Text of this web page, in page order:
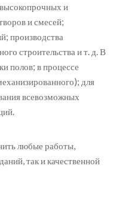
и
и смесей;
производства
строительства и т. д. В
полов; в процессе
для
всевозможных
любые работы,
так и качественной